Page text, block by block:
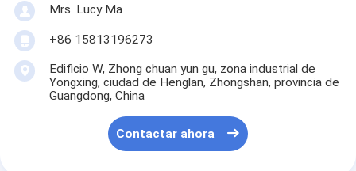
Mrs. Lucy Ma
+86 15813196273
Edificio W, Zhong chuan yun gu, zona industrial de
Yongxing, ciudad de Henglan, Zhongshan, provincia de
Guangdong, China
Contactar ahora